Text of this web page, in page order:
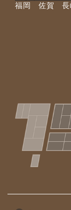
福岡 佐賀